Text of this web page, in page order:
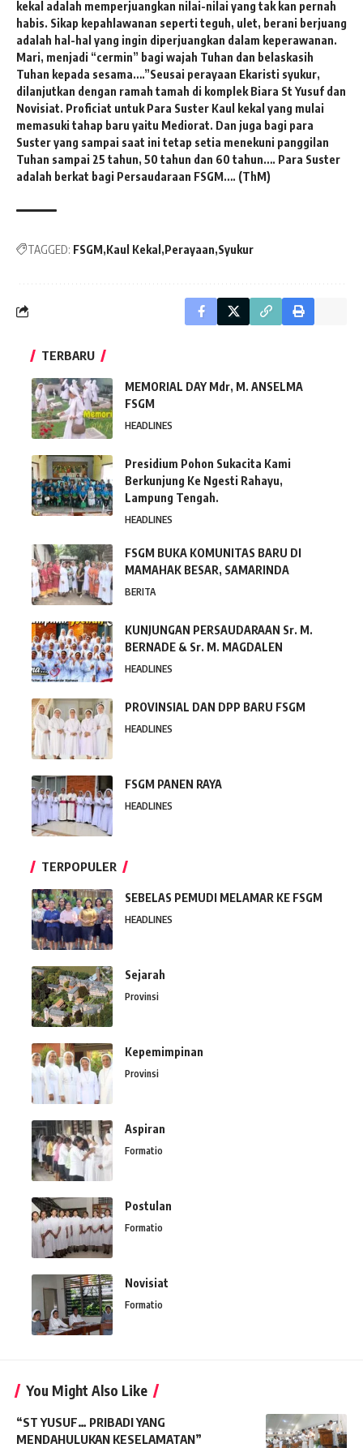
kekal adalah memperjuangkan nilai-nilai yang tak kan pernah
habis. Sikap kepahlawanan seperti teguh, ulet, berani berjuang
adalah hal-hal yang ingin diperjuangkan dalam keperawanan.
Mari, menjadi “cermin” bagi wajah Tuhan dan belaskasih
Tuhan kepada sesama….”Seusai perayaan Ekaristi syukur,
dilanjutkan dengan ramah tamah di komplek Biara St Yusuf dan
Novisiat. Proficiat untuk Para Suster Kaul kekal yang mulai
memasuki tahap baru yaitu Mediorat. Dan juga bagi para
Suster yang sampai saat ini tetap setia menekuni panggilan
Tuhan sampai 25 tahun, 50 tahun dan 60 tahun…. Para Suster
adalah berkat bagi Persaudaraan FSGM…. (ThM)
TAGGED: FSGM Kaul Kekal Perayaan Syukur
TERBARU
MEMORIAL DAY Mdr, M. ANSELMA
FSGM
HEADLINES
Presidium Pohon Sukacita Kami
Berkunjung Ke Ngesti Rahayu,
Lampung Tengah.
HEADLINES
FSGM BUKA KOMUNITAS BARU DI
MAMAHAK BESAR, SAMARINDA
BERITA
KUNJUNGAN PERSAUDARAAN Sr. M.
BERNADE & Sr. M. MAGDALEN
HEADLINES
PROVINSIAL DAN DPP BARU FSGM
HEADLINES
FSGM PANEN RAYA
HEADLINES
TERPOPULER
SEBELAS PEMUDI MELAMAR KE FSGM
HEADLINES
Sejarah
Provinsi
Kepemimpinan
Provinsi
Aspiran
Formatio
Postulan
Formatio
Novisiat
Formatio
You Might Also Like
“ST YUSUF… PRIBADI YANG
MENDAHULUKAN KESELAMATAN”